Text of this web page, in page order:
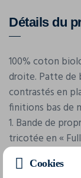
Détails du
100% coton
droite. Patte de
contrastés en
finitions bas de
1. Bande de
tricotée en «
Poids moyen
écologique et
Cookies